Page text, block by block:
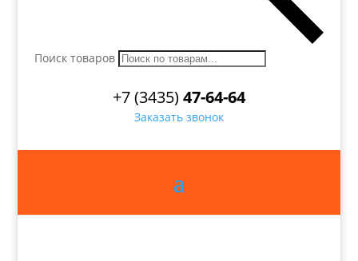
Поиск товаров
+7 (3435)47-64-64
Заказать звонок